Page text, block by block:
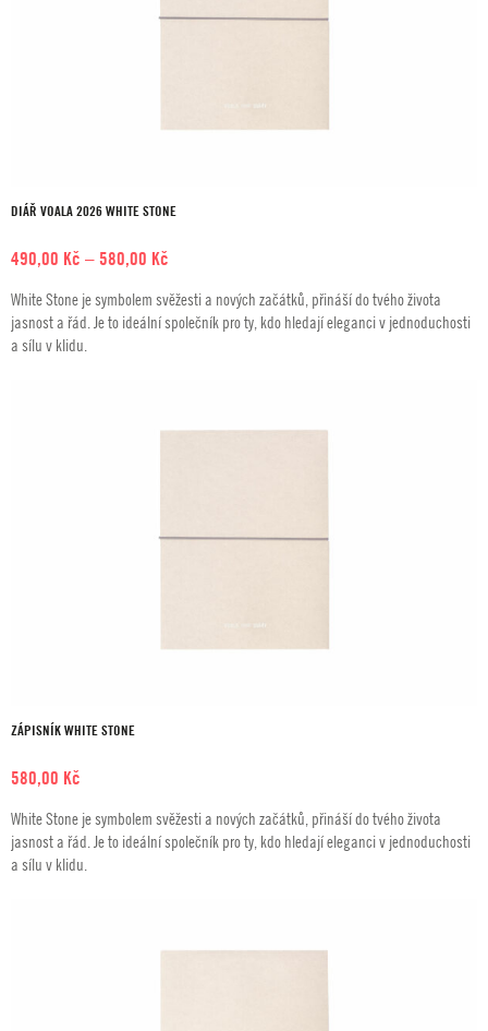
DIÁŘ VOALA 2026 WHITE STONE
490,00 Kč –580,00 Kč
490,00 Kč
až
White Stone je symbolem svěžesti a nových začátků, přináší do tvého života
jasnost a řád. Je to ideální společník pro ty, kdo hledají eleganci v jednoduchosti
a sílu v klidu.
ZÁPISNÍK WHITE STONE
580,00 Kč
White Stone je symbolem svěžesti a nových začátků, přináší do tvého života
jasnost a řád. Je to ideální společník pro ty, kdo hledají eleganci v jednoduchosti
a sílu v klidu.